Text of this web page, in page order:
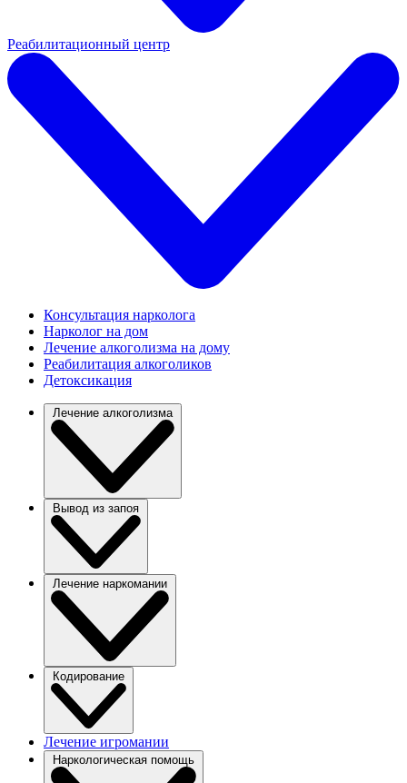
Реабилитационный центр
Консультация нарколога
Нарколог на дом
Лечение алкоголизма на дому
Реабилитация алкоголиков
Детоксикация
Лечение алкоголизма
Вывод из запоя
Лечение наркомании
Кодирование
Лечение игромании
Наркологическая помощь